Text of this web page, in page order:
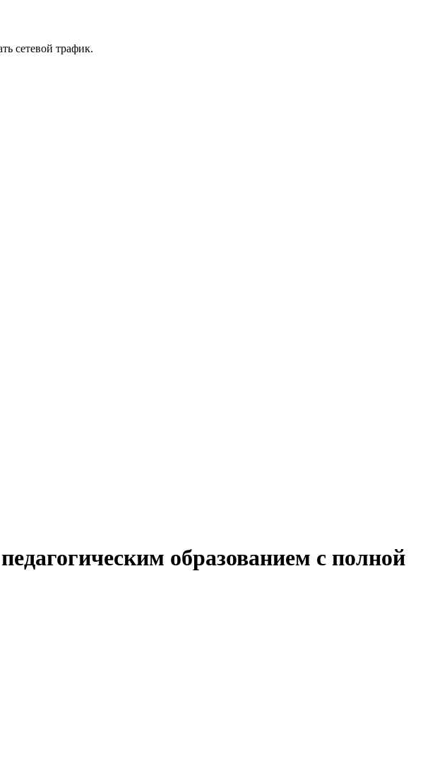
сетевой трафик.
образованием с полной